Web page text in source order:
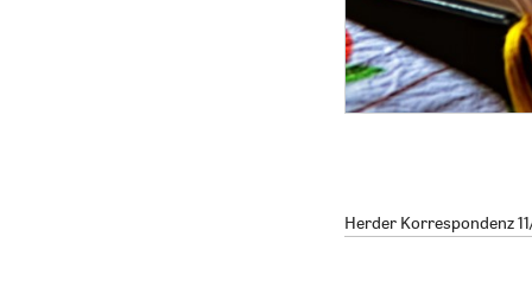
Herder Korrespondenz